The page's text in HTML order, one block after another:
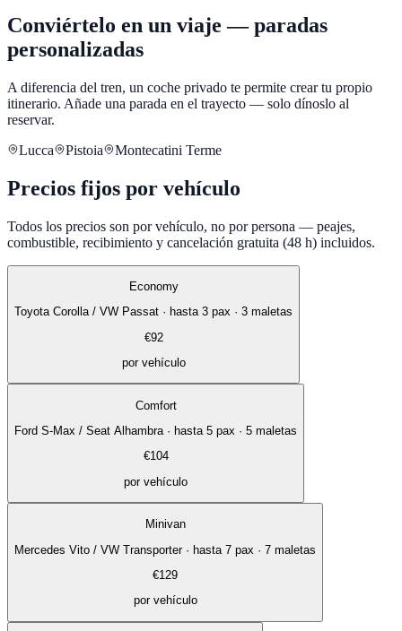
Conviértelo en un viaje — paradas
personalizadas
A diferencia del tren, un coche privado te permite crear tu propio
itinerario. Añade una parada en el trayecto — solo dínoslo al
reservar.
Lucca
Pistoia Montecatini Terme
Precios fijos por vehículo
Todos los precios son por vehículo, no por persona — peajes,
combustible, recibimiento y cancelación gratuita (48 h) incluidos.
Economy
Toyota Corolla / VW Passat · hasta 3 pax · 3 maletas
€92
por vehículo
Comfort
Ford S-Max / Seat Alhambra · hasta 5 pax · 5 maletas
€104
por vehículo
Minivan
Mercedes Vito / VW Transporter· hasta 7 pax · 7 maletas
€129
por vehículo